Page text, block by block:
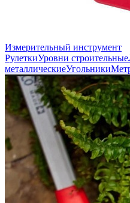
Измерительный инструмент
РулеткиУровни строительные
металлическиеУгольники